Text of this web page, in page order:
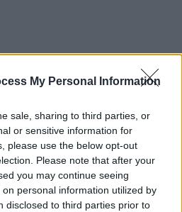
My Personal Information
sale, sharing to third parties, or
or sensitive information for
please use the below opt-out
Please note that after your
you may continue seeing
personal information utilized by
disclosed to third parties prior to